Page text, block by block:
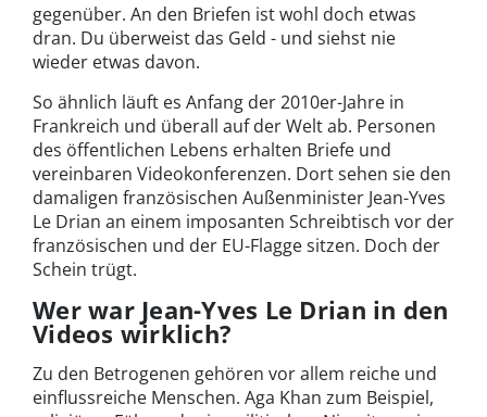
gegenüber. An den Briefen ist wohl doch etwas
dran. Du überweist das Geld - und siehst nie
wieder etwas davon.
So ähnlich läuft es Anfang der 2010er-Jahre in
Frankreich und überall auf der Welt ab. Personen
des öffentlichen Lebens erhalten Briefe und
vereinbaren Videokonferenzen. Dort sehen sie den
damaligen französischen Außenminister Jean-Yves
Le Drian an einem imposanten Schreibtisch vor der
französischen und der EU-Flagge sitzen. Doch der
Schein trügt.
Wer war Jean-Yves Le Drian in den
Videos wirklich?
Zu den Betrogenen gehören vor allem reiche und
einflussreiche Menschen. Aga Khan zum Beispiel,